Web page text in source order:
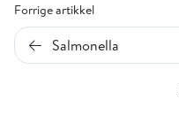
Forrige artikkel
Salmonella